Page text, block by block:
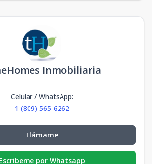
Inmobiliaria
Celular / WhatsApp:
1 (809) 565-6262
Llámame
Escribeme por Whatsapp